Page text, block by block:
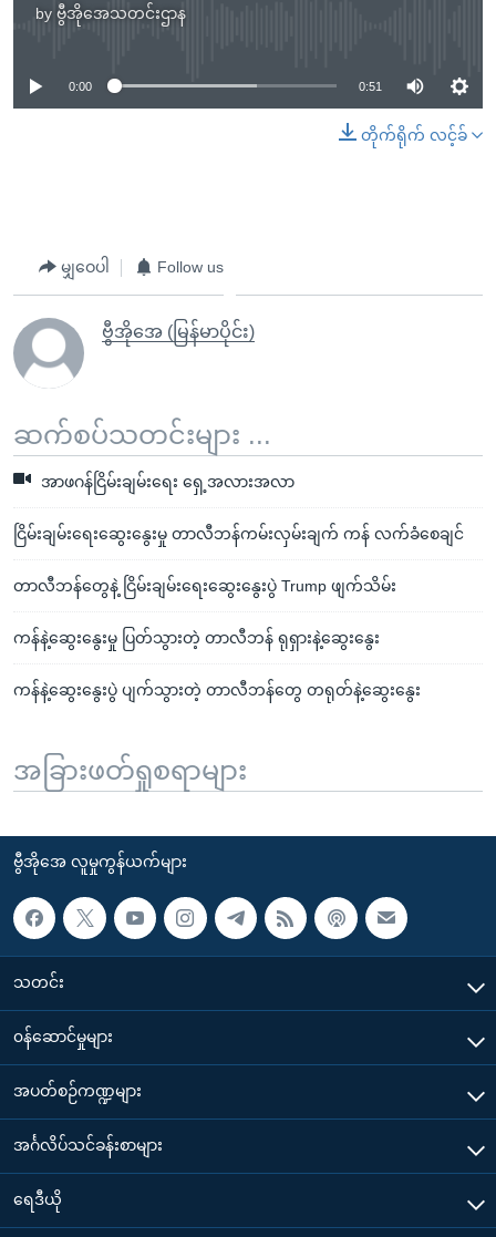
by ဗွီအိုအေသတင်းဌာန
No media source currently available
0:00 0:51
တိုက်ရိုက် လင့်ခ်
မျှဝေပါ Follow us
ဗွီအိုအေ (မြန်မာပိုင်း)
ဆက်စပ်သတင်းများ ...
အာဖဂန်ငြိမ်းချမ်းရေး ရှေ့အလားအလာ
ငြိမ်းချမ်းရေးဆွေးနွေးမှု တာလီဘန်ကမ်းလှမ်းချက် ကန် လက်ခံစေချင်
တာလီဘန်တွေနဲ့ ငြိမ်းချမ်းရေးဆွေးနွေးပွဲ Trump ဖျက်သိမ်း
ကန်နဲ့ဆွေးနွေးမှု ပြတ်သွားတဲ့ တာလီဘန် ရုရှားနဲ့ဆွေးနွေး
ကန်နဲ့ဆွေးနွေးပွဲ ပျက်သွားတဲ့ တာလီဘန်တွေ တရုတ်နဲ့ဆွေးနွေး
အခြားဖတ်ရှုစရာများ
ဗွီအိုအေ လူမှုကွန်ယက်များ
သတင်း
၀န်ဆောင်မှုများ
အပတ်စဉ်ကဏ္ဍများ
အင်္ဂလိပ်သင်ခန်းစာများ
ရေဒီယို